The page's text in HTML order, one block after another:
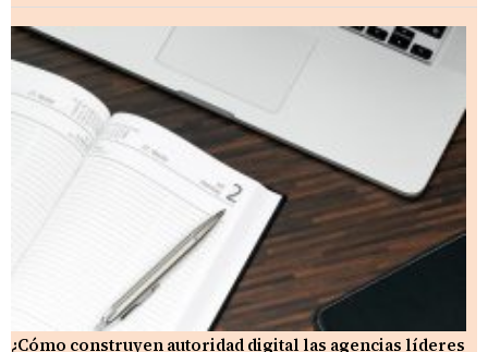
¿Cómo construyen autoridad digital las agencias líderes